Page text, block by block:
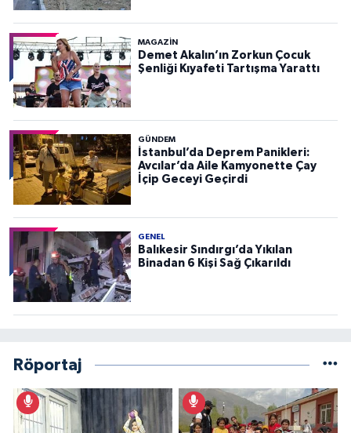
MAGAZİN
Demet Akalın’ın Zorkun Çocuk
Şenliği Kıyafeti Tartışma Yarattı
GÜNDEM
İstanbul’da Deprem Panikleri:
Avcılar’da Aile Kamyonette Çay
İçip Geceyi Geçirdi
GENEL
Balıkesir Sındırgı’da Yıkılan
Binadan 6 Kişi Sağ Çıkarıldı
Röportaj